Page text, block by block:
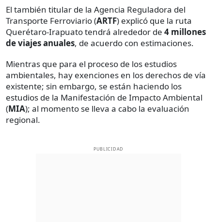
El también titular de la Agencia Reguladora del
Transporte Ferroviario (ARTF) explicó que la ruta
Querétaro-Irapuato tendrá alrededor de 4 millones
de viajes anuales, de acuerdo con estimaciones.
Mientras que para el proceso de los estudios
ambientales, hay exenciones en los derechos de vía
existente; sin embargo, se están haciendo los
estudios de la Manifestación de Impacto Ambiental
(MIA); al momento se lleva a cabo la evaluación
regional.
PUBLICIDAD